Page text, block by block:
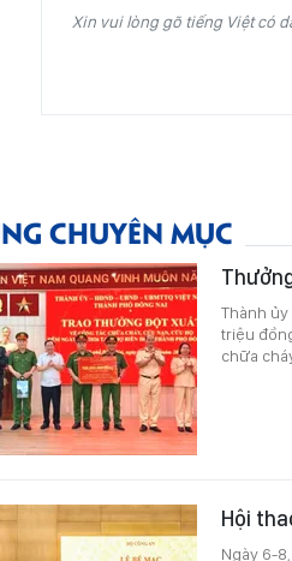
Xin vui lòng gõ tiếng Việt có
CHUYÊN MỤC
Thành ủy
triệu
chữa
Hội
Ngày 6-